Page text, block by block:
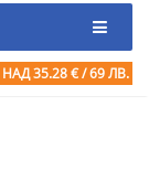
НАД 35.28 € / 69 ЛВ.